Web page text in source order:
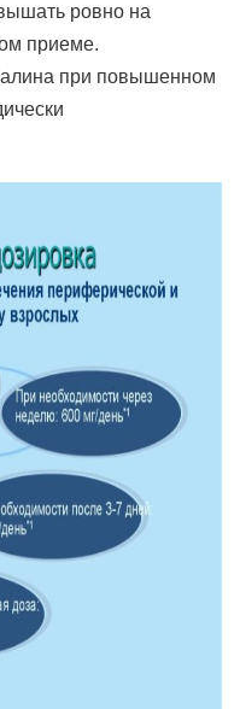
ровно на
приеме.
при повышенном